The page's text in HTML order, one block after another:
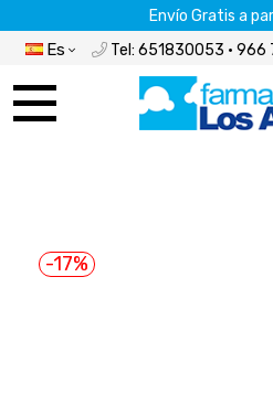
Envío Gratis a
Es Tel: 651830053 · 966
-17%